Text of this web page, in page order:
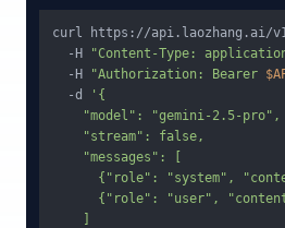
curl https://api.laozhang.ai/
  -H
"Content-Type:
  -H
"Authorization: Bearer
  -d
'{
    "model": "gemini-2.5-pro",
    "stream": false,
    "messages": [
{"role": "system",
{"role": "user",
    ]